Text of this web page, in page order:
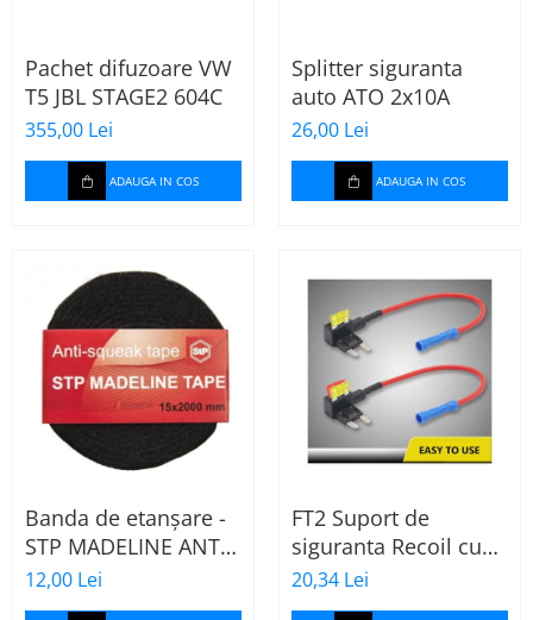
Pachet difuzoare VW
T5 JBL STAGE2 604C
355,00 Lei
ADAUGA IN COS
Splitter siguranta
auto ATO 2x10A
26,00 Lei
ADAUGA IN COS
Banda de etanșare -
STP MADELINE ANTI
SQUEAK TAPE - 15 x
2000mm
12,00 Lei
FT2 Suport de
siguranta Recoil cu
sigurante mini ATS
de 10A si 20A
20,34 Lei